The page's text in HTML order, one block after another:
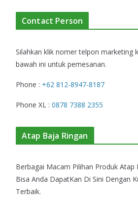
Contact Person
Silahkan klik nomer telpon marketing
bawah ini untuk pemesanan.
Phone : +62 812-8947-8187
Phone XL : 0878 7388 2355
Atap Baja Ringan
Berbagai Macam Pilihan Produk Atap
Bisa Anda DapatKan Di Sini Dengan
Terbaik.